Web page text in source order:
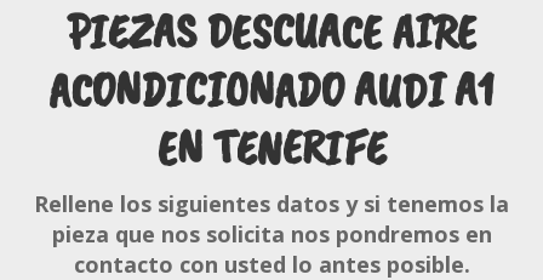
PIEZAS DESCUACE AIRE
ACONDICIONADO AUDI A1
EN TENERIFE
Rellene los siguientes datos y si tenemos la
pieza que nos solicita nos pondremos en
contacto con usted lo antes posible.